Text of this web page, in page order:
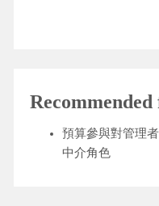
預算參與對管理
中介角色